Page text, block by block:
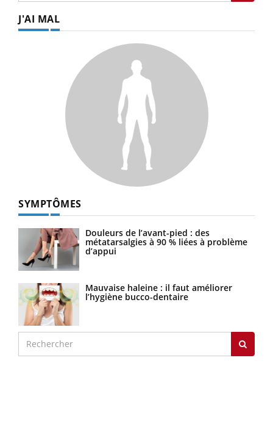
J'AI MAL
SYMPTÔMES
Douleurs de l’avant-pied : des
métatarsalgies à 90 % liées à problème
d’appui
Mauvaise haleine : il faut améliorer
l’hygiène bucco-dentaire